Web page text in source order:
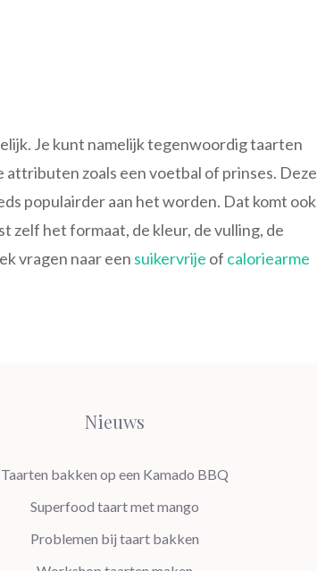
Je kunt namelijk tegenwoordig taarten
attributen zoals een voetbal of prinses. Deze
populairder aan het worden. Dat komt ook
zelf het formaat, de kleur, de vulling, de
vragen naar een suikervrije of caloriearme
Nieuws
Taarten bakken op een Kamado BBQ
Superfood taart met mango
Problemen bij taart bakken